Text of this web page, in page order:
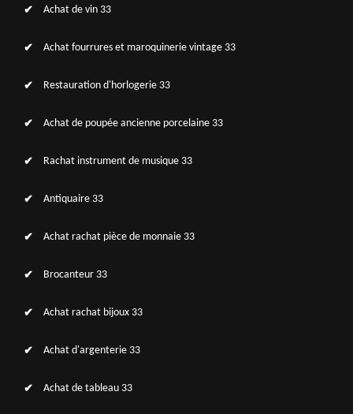
Achat de vin 33
Achat fourrures et maroquinerie vintage 33
Restauration d'horlogerie 33
Achat de poupée ancienne porcelaine 33
Rachat instrument de musique 33
Antiquaire 33
Achat rachat pièce de monnaie 33
Brocanteur 33
Achat rachat bijoux 33
Achat d'argenterie 33
Achat de tableau 33